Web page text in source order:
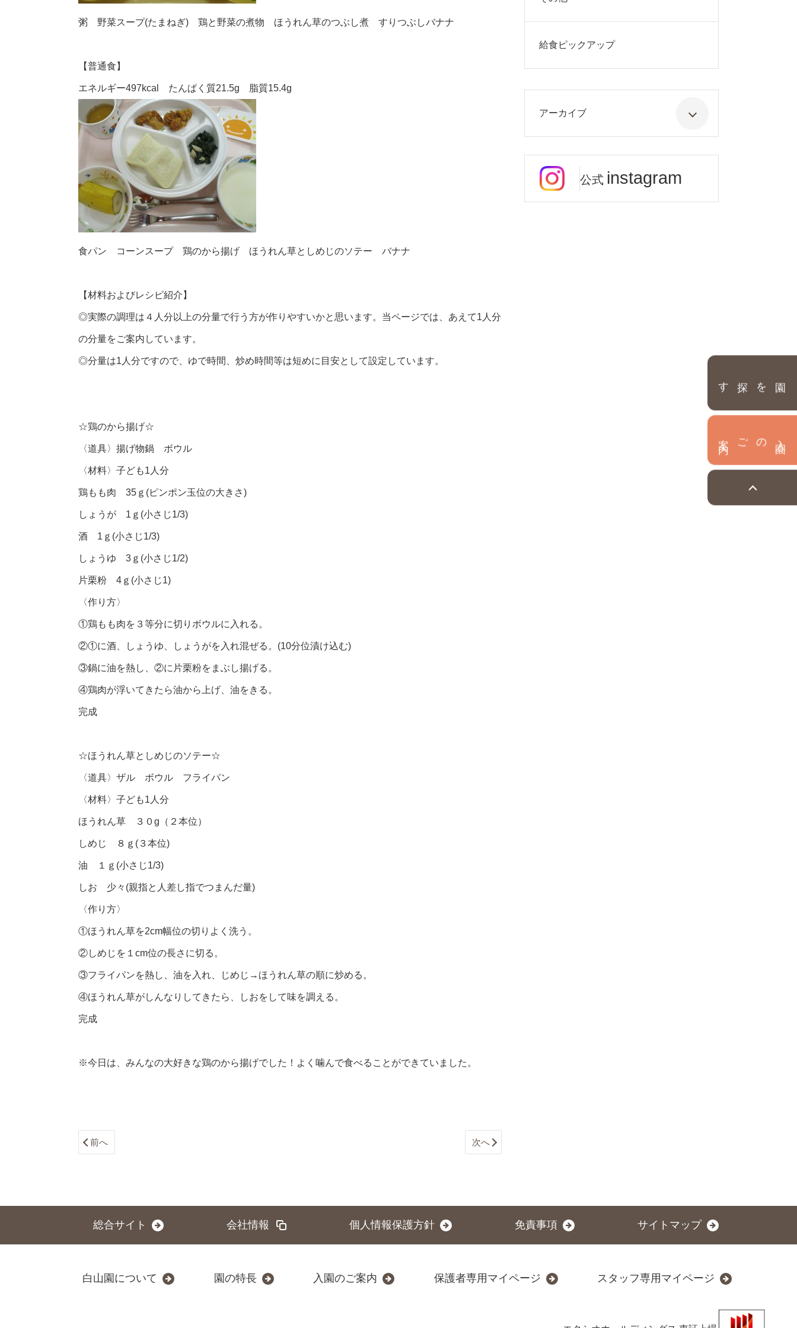
園を探す
粥 野菜スープ(たまねぎ) 鶏と野菜の煮物 ほうれん草のつぶし煮 すりつぶしバナナ
【普通食】
エネルギー497kcal たんぱく質21.5g 脂質15.4g
食パン コーンスープ 鶏のから揚げ ほうれん草としめじのソテー バナナ
【材料およびレシピ紹介】
◎実際の調理は４人分以上の分量で行う方が作りやすいかと思います。当ページでは、あえて1人分
の分量をご案内しています。
◎分量は1人分ですので、ゆで時間、炒め時間等は短めに目安として設定しています。
☆鶏のから揚げ☆
〈道具〉揚げ物鍋 ボウル
〈材料〉子ども1人分
鶏もも肉 35ｇ(ピンポン玉位の大きさ)
しょうが 1ｇ(小さじ1/3)
酒 1ｇ(小さじ1/3)
しょうゆ 3ｇ(小さじ1/2)
片栗粉 4ｇ(小さじ1)
〈作り方〉
①鶏もも肉を３等分に切りボウルに入れる。
②①に酒、しょうゆ、しょうがを入れ混ぜる。(10分位漬け込む)
③鍋に油を熱し、②に片栗粉をまぶし揚げる。
④鶏肉が浮いてきたら油から上げ、油をきる。
完成
☆ほうれん草としめじのソテー☆
〈道具〉ザル ボウル フライパン
〈材料〉子ども1人分
ほうれん草 ３０g（２本位）
しめじ ８ｇ(３本位)
油 １ｇ(小さじ1/3)
しお 少々(親指と人差し指でつまんだ量)
〈作り方〉
①ほうれん草を2cm幅位の切りよく洗う。
②しめじを１cm位の長さに切る。
③フライパンを熱し、油を入れ、じめじ→ほうれん草の順に炒める。
④ほうれん草がしんなりしてきたら、しおをして味を調える。
完成
※今日は、みんなの大好きな鶏のから揚げでした！よく噛んで食べることができていました。
前へ 次へ
給食ピックアップ
アーカイブ
公式 instagram
総合サイト 会社情報 個人情報保護方針 免責事項 サイトマップ
白山園について 園の特長 入園のご案内 保護者専用マイページ スタッフ専用マイページ